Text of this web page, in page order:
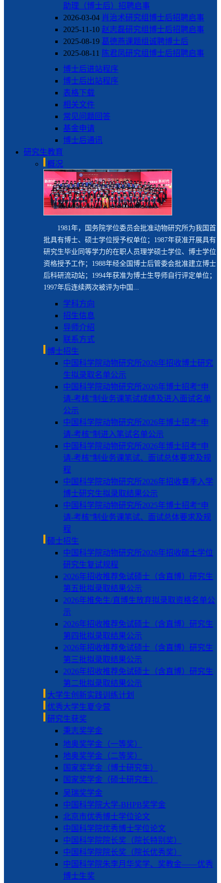
助理（博士后）招聘启事
2026-03-04 肖治术研究组博士后招聘启事
2025-11-10 赵志磊研究组博士后招聘启事
2025-08-19 葛德燕课题组诚聘博士后
2025-08-11 陈君凤研究组博士后招聘启事
博士后进站程序
博士后出站程序
表格下载
相关文件
常见问题回答
基金申请
博士后通讯
研究生教育
概况
1981年，国务院学位委员会批准动物研究所为我国首
批具有博士、硕士学位授予权单位；1987年获准开展具有
研究生毕业同等学力的在职人员理学硕士学位、博士学位
资格授予工作；1988年经全国博士后管委会批准建立博士
后科研流动站；1994年获准为博士生导师自行评定单位；
1997年后连续两次被评为中国...
学科方向
招生信息
导师介绍
联系方式
博士招生
中国科学院动物研究所2026年招收博士研究
生拟录取名单公示
中国科学院动物研究所2026年博士招考“申
请-考核”制业务课笔试成绩及进入面试名单
公示
中国科学院动物研究所2026年博士招考“申
请-考核”制进入笔试名单公示
中国科学院动物研究所2026年博士招考“申
请-考核”制业务课笔试、面试总体要求及规
程
中国科学院动物研究所2026年招收春季入学
博士研究生拟录取结果公示
中国科学院动物研究所2025年博士招考“申
请-考核”制业务课笔试、面试总体要求及规
程
硕士招生
中国科学院动物研究所2026年招收硕士学位
研究生复试规程
2026年招收推荐免试硕士（含直博）研究生
第五批拟录取结果公示
2026年推免生/直博生放弃拟录取资格名单公
示
2026年招收推荐免试硕士（含直博）研究生
第四批拟录取结果公示
2026年招收推荐免试硕士（含直博）研究生
第三批拟录取结果公示
2026年招收推荐免试硕士（含直博）研究生
第二批拟录取结果公示
大学生创新实践训练计划
优秀大学生夏令营
研究生获奖
秉志奖学金
地奥奖学金（一等奖）
地奥奖学金（二等奖）
国家奖学金（博士研究生）
国家奖学金（硕士研究生）
吴瑞奖学金
中国科学院大学-BHPB奖学金
北京市优秀博士学位论文
中国科学院优秀博士学位论文
中国科学院院长奖（院长特别奖）
中国科学院院长奖（院长优秀奖）
中国科学院朱李月华奖学、奖教金——优秀
博士生奖